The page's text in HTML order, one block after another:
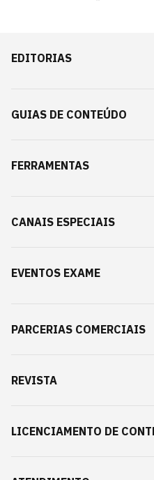
EDITORIAS
GUIAS DE CONTEÚDO
FERRAMENTAS
CANAIS ESPECIAIS
EVENTOS EXAME
PARCERIAS COMERCIAIS
REVISTA
LICENCIAMENTO DE